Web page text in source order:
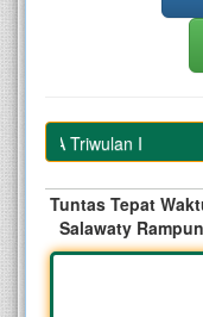
Triwulan I
Tuntas Tepat
Salawaty